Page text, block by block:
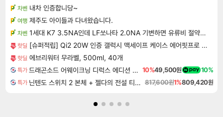
차벤 내차 인증합니당~
여행 제주도 아이들과 다녀왔습니다.
차벤 1세대 K7 3.5NA인데 LF쏘나타 2.0NA 기변하면 유류비 절약이 얼마나 될까요..?
핫딜 [슈퍼적립] Qi2 20W 인증 갤럭시 맥세이프 케이스 에어핏프로 맥핏 블랙, 갤럭시Z 폴드8 울트라
핫딜 에브리워터 무라벨, 500ml, 40개
특가 드래곤소드 어웨이크닝 디럭스 에디션 DragonSword Awakening Deluxe Edition 10%49,500원 10%
특가 닌텐도 스위치 2 본체 + 젤다의 전설 티어스 오브 더 킹덤 닌텐도 스위치 2 에디션 + 젤다의 전설 브레스 오브 더 와일드 닌텐도 스위치 2 에디션 번들 817,600원1%809,420원